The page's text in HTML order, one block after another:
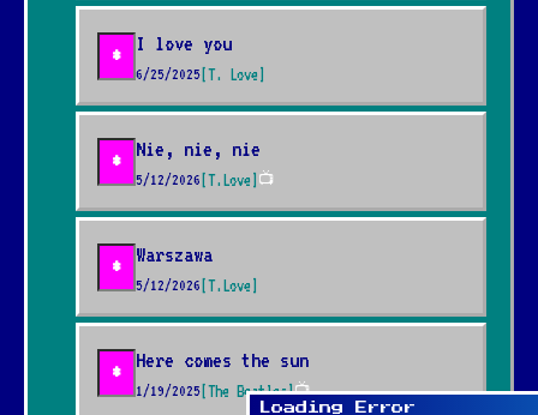
* I love you
6/25/2025 [T. Love]
* Nie, nie, nie
5/12/2026 [T.Love] 📺
* Warszawa
5/12/2026 [T.Love]
* Here comes the sun
1/19/2025 [The Beatles]📺
Loading Error